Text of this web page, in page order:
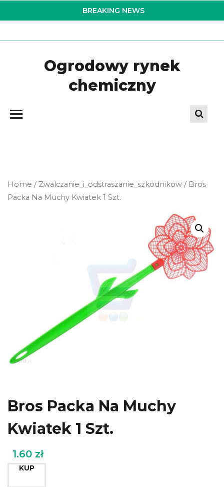
to
BREAKING NEWS
Ogrodowy rynek
chemiczny
Home / Zwalczanie_i_odstraszanie_szkodnikow / Bros
Packa Na Muchy Kwiatek 1 Szt.
Bros Packa Na Muchy
Kwiatek 1 Szt.
1.60 zł
KUP